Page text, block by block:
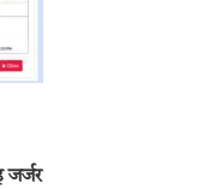
जर्जर